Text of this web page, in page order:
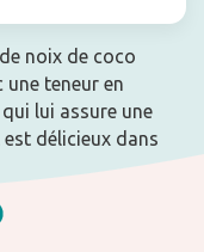
noix de coco
teneur en
lui assure une
délicieux dans